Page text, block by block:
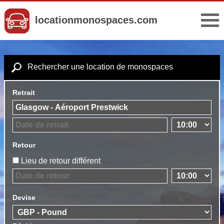
locationmonospaces.com
Rechercher une location de monospaces
Retrait
Retour
Lieu de retour différent
Devise